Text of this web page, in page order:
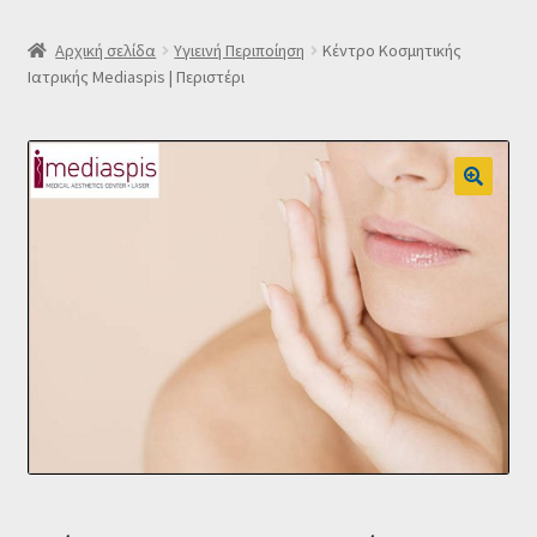
SLIDER
Δελτίο νέων
Επιβεβαίωση εγγραφής στο Newsletter του Dealistas.gr
Αρχική σελίδα Υγιεινή Περιποίηση
Κέντρο Κοσμητικής
Ιατρικής Mediaspis | Περιστέρι